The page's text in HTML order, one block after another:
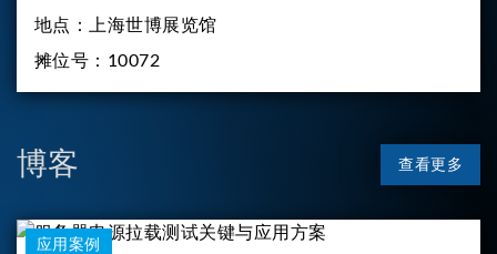
地点：
上海世博展览馆
摊位号： 10072
博客 查看更多
应用案例